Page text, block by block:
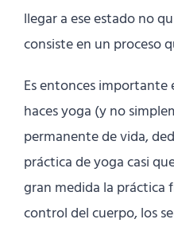
llegar a ese estado no
consiste en un proceso
Es entonces importante
haces yoga (y no
permanente de vida,
práctica de yoga casi
gran medida la práctica
control del cuerpo, los